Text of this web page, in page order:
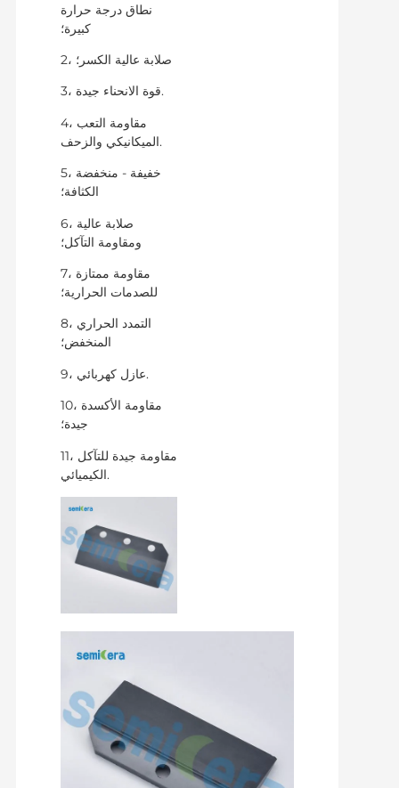
نطاق درجة حرارة
كبيرة؛
3، قوة الانحناء جيدة.
4، مقاومة التعب
الميكانيكي والزحف.
5، خفيفة - منخفضة
6، صلابة عالية
7، مقاومة ممتازة
8، التمدد الحراري
9، عازل كهربائي.
10، مقاومة الأكسدة
11، مقاومة جيدة للتآكل
الكيميائي.